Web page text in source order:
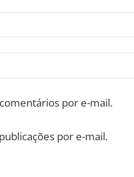
por e-mail.
por e-mail.